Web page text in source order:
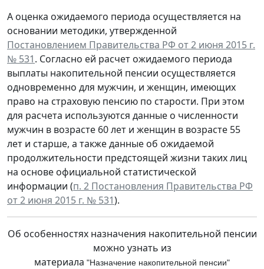
А оценка ожидаемого периода осуществляется на
основании методики, утвержденной
Постановлением Правительства РФ от 2 июня 2015 г.
№ 531. Согласно ей расчет ожидаемого периода
выплаты накопительной пенсии осуществляется
одновременно для мужчин, и женщин, имеющих
право на страховую пенсию по старости. При этом
для расчета используются данные о численности
мужчин в возрасте 60 лет и женщин в возрасте 55
лет и старше, а также данные об ожидаемой
продолжительности предстоящей жизни таких лиц
на основе официальной статистической
информации (п. 2 Постановления Правительства РФ
от 2 июня 2015 г. № 531).
Об особенностях назначения накопительной пенсии
можно узнать из
материала "Назначение накопительной пенсии"